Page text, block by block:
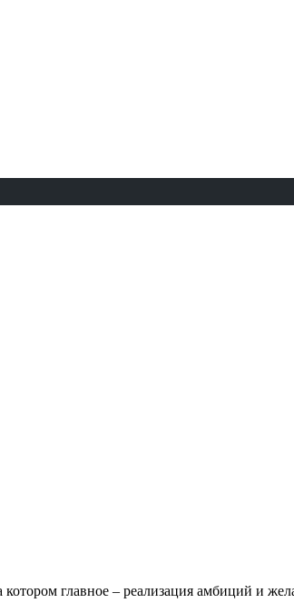
главное – реализация амбиций и